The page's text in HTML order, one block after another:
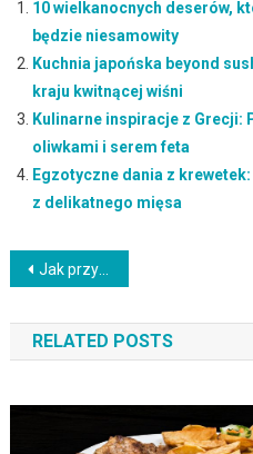
10 wielkanocnych deserów,
będzie niesamowity
Kuchnia japońska beyond
kraju kwitnącej wiśni
Kulinarne inspiracje z Grecji:
oliwkami i serem feta
Egzotyczne dania z
z delikatnego mięsa
Nawigacja
wpisu
Jak przygotować wykwintnego stek z grilla: Przepis na smakowite danie mięsne
RELATED POSTS